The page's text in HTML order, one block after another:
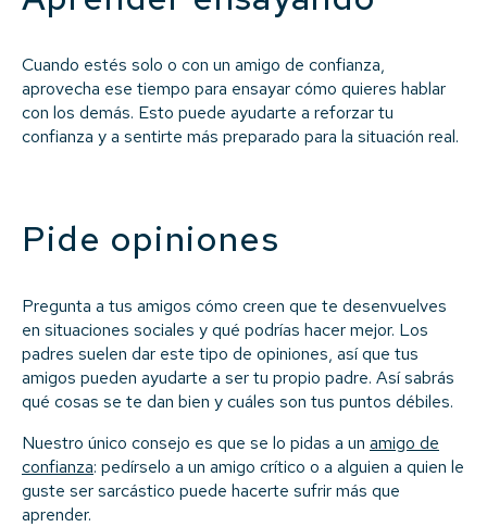
Cuando estés solo o con un amigo de confianza,
aprovecha ese tiempo para ensayar cómo quieres hablar
con los demás. Esto puede ayudarte a reforzar tu
confianza y a sentirte más preparado para la situación real.
Pide opiniones
Pregunta a tus amigos cómo creen que te desenvuelves
en situaciones sociales y qué podrías hacer mejor. Los
padres suelen dar este tipo de opiniones, así que tus
amigos pueden ayudarte a ser tu propio padre. Así sabrás
qué cosas se te dan bien y cuáles son tus puntos débiles.
Nuestro único consejo es que se lo pidas a un amigo de
confianza: pedírselo a un amigo crítico o a alguien a quien le
guste ser sarcástico puede hacerte sufrir más que
aprender.